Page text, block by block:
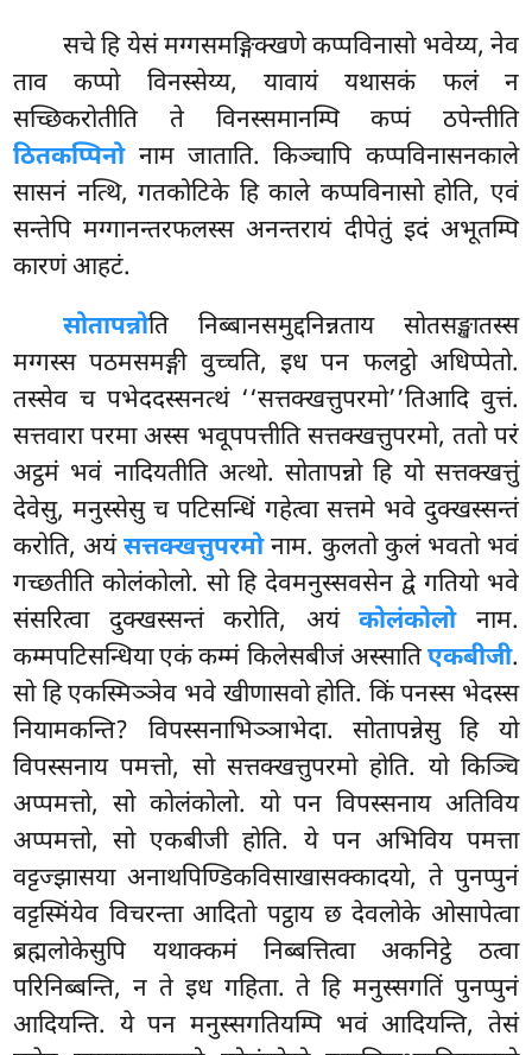
सचे हि येसं मग्गसमङ्गिक्खणे कप्पविनासो भवेय्य, नेव
ताव कप्पो विनस्सेय्य, यावायं यथासकं फलं न
सच्छिकरोतीति ते विनस्समानम्पि कप्पं ठपेन्तीति
ठितकप्पिनोनाम जाताति. किञ्चापि कप्पविनासनकाले
सासनं नत्थि, गतकोटिके हि काले कप्पविनासो होति, एवं
सन्तेपि मग्गानन्तरफलस्स अनन्तरायं दीपेतुं इदं अभूतम्पि
कारणं आहटं.
सोतापन्नोति निब्बानसमुद्दनिन्नताय सोतसङ्खातस्स
मग्गस्स पठमसमङ्गी वुच्चति, इध पन फलट्ठो अधिप्पेतो.
तस्सेव च पभेददस्सनत्थं ‘‘सत्तक्खत्तुपरमो’’तिआदि वुत्तं.
सत्तवारा परमा अस्स भवूपपत्तीति सत्तक्खत्तुपरमो, ततो परं
अट्ठमं भवं नादियतीति अत्थो. सोतापन्नो हि यो सत्तक्खत्तुं
देवेसु, मनुस्सेसु च पटिसन्धिं गहेत्वा सत्तमे भवे दुक्खस्सन्तं
करोति, अयंसत्तक्खत्तुपरमोनाम. कुलतो कुलं भवतो भवं
गच्छतीति कोलंकोलो. सो हि देवमनुस्सवसेन द्वे गतियो भवे
संसरित्वा दुक्खस्सन्तं करोति, अयंकोलंकोलोनाम.
कम्मपटिसन्धिया एकं कम्मं किलेसबीजं अस्सातिएकबीजी.
सो हि एकस्मिञ्ञेव भवे खीणासवो होति. किं पनस्स भेदस्स
नियामकन्ति? विपस्सनाभिञ्ञाभेदा. सोतापन्नेसु हि यो
विपस्सनाय पमत्तो, सो सत्तक्खत्तुपरमो होति. यो किञ्चि
अप्पमत्तो, सो कोलंकोलो. यो पन विपस्सनाय अतिविय
अप्पमत्तो, सो एकबीजी होति. ये पन अभिविय पमत्ता
वट्टज्झासया अनाथपिण्डिकविसाखासक्कादयो, ते पुनप्पुनं
वट्टस्मिंयेव विचरन्ता आदितो पट्ठाय छ देवलोके ओसापेत्वा
ब्रह्मलोकेसुपि यथाक्कमं निब्बत्तित्वा अकनिट्ठे ठत्वा
परिनिब्बन्ति, न ते इध गहिता. ते हि मनुस्सगतिं पुनप्पुनं
आदियन्ति. ये पन मनुस्सगतियम्पि भवं आदियन्ति, तेसं